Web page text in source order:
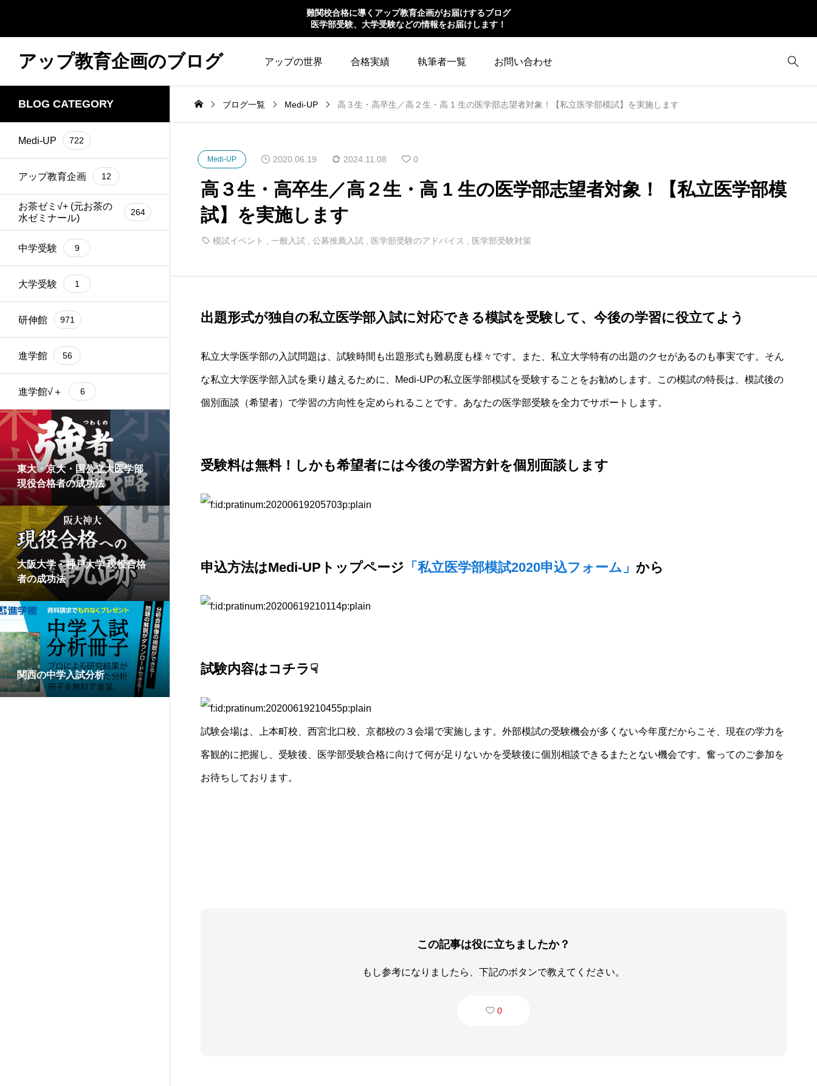
難関校合格に導くアップ教育企画がお届けするブログ
医学部受験、大学受験などの情報をお届けします！
アップ教育企画のブログ アップの世界 合格実績 執筆者一覧 お問い合わせ
BLOG CATEGORY
Medi-UP 722
アップ教育企画 12
お茶ゼミ√+ (元お茶の
水ゼミナール)
264
中学受験 9
大学受験 1
研伸館 971
進学館 56
進学館√＋ 6
東大・京大・国公立大医学部
現役合格者の成功法
大阪大学・神戸大学 現役合格
者の成功法
関西の中学入試分析
ブログ一覧 Medi-UP 高３生・高卒生／高２生・高 1 生の医学部志望者対象！【私立医学部模試】を実施します
Medi-UP 2020.06.19 2024.11.08 0
高３生・高卒生／高２生・高 1 生の医学部志望者対象！【私立医学部模
試】を実施します
模試イベント 一般入試 公募推薦入試 医学部受験のアドバイス 医学部受験対策
出題形式が独自の私立医学部入試に対応できる模試を受験して、今後の学習に役立てよう
私立大学医学部の入試問題は、試験時間も出題形式も難易度も様々です。また、私立大学特有の出題のクセがあるのも事実です。そん
な私立大学医学部入試を乗り越えるために、Medi-UPの私立医学部模試を受験することをお勧めします。この模試の特長は、模試後の
個別面談（希望者）で学習の方向性を定められることです。あなたの医学部受験を全力でサポートします。
受験料は無料！しかも希望者には今後の学習方針を個別面談します
申込方法はMedi-UPトップページ 「私立医学部模試2020申込フォーム」 から
試験内容はコチラ☟
試験会場は、上本町校、 西宮北口校、京都校の３会場で実施します。外部模試の受験機会が多くない今年度だからこそ、現在の学力を
客観的に把握し、受験後、医学部受験合格に向けて何が足りないかを受験後に個別相談できるまたとない機会です。奮ってのご参加を
お待ちしております。
この記事は役に立ちましたか？
もし参考になりましたら、下記のボタンで教えてください。
0